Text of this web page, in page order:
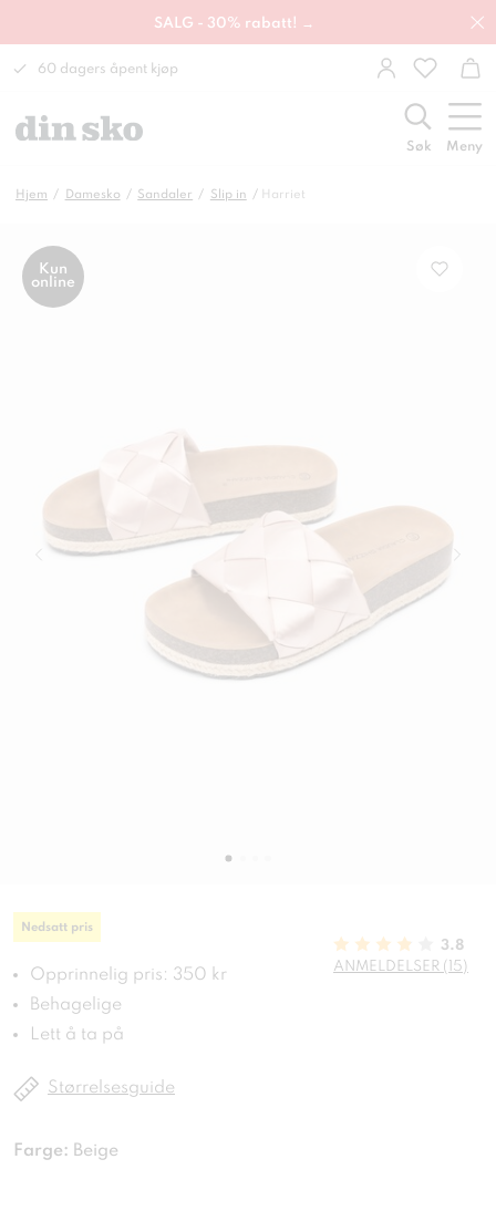
SALG - 30% rabatt! →
60 dagers åpent kjøp
Søk Meny
Hjem Damesko Sandaler Slip in Harriet
Kun
online
Nedsatt pris
Opprinnelig pris: 350 kr
Behagelige
Lett å ta på
3.8
ANMELDELSER (15)
Størrelsesguide
Farge: Beige